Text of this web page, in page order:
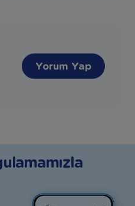
Yorum Yap